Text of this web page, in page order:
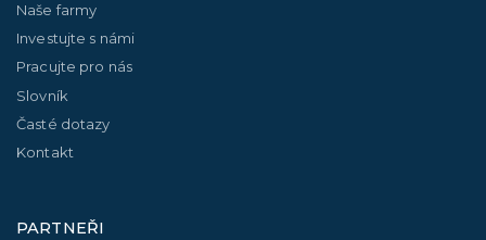
Naše farmy
Investujte s námi
Pracujte pro nás
Slovník
Časté dotazy
Kontakt
PARTNEŘI